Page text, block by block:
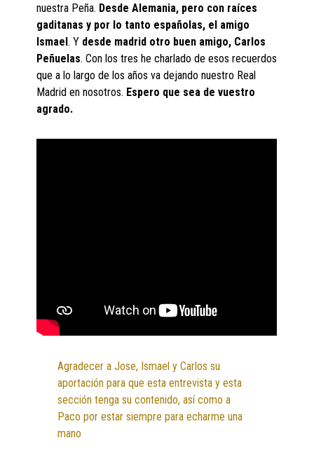
nuestra Peña. Desde Alemania, pero con raíces
gaditanas y por lo tanto españolas, el amigo
Ismael. Y desde madrid otro buen amigo, Carlos
Peñuelas. Con los tres he charlado de esos recuerdos
que a lo largo de los años va dejando nuestro Real
Madrid en nosotros. Espero que sea de vuestro
agrado.
Agradecer a Jose, Ismael y Carlos su
aportación para que esta entrevista y esta
sección tenga su contenido, así como a
Paco por estar siempre para echarme una
mano